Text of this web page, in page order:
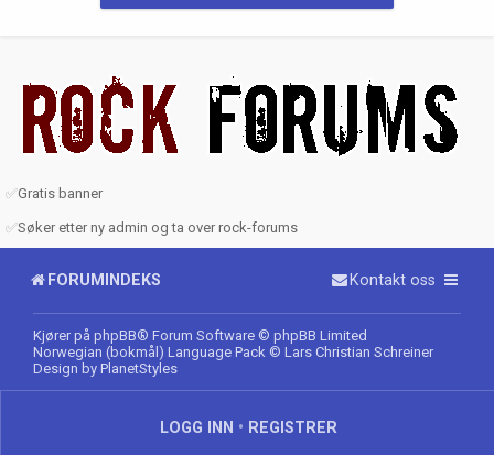
✅Gratis banner
✅Søker etter ny admin og ta over rock-forums
FORUMINDEKS Kontakt oss
Kjører på phpBB® Forum Software © phpBB Limited
Norwegian (bokmål) Language Pack © Lars Christian Schreiner
Design by PlanetStyles
LOGG INN • REGISTRER